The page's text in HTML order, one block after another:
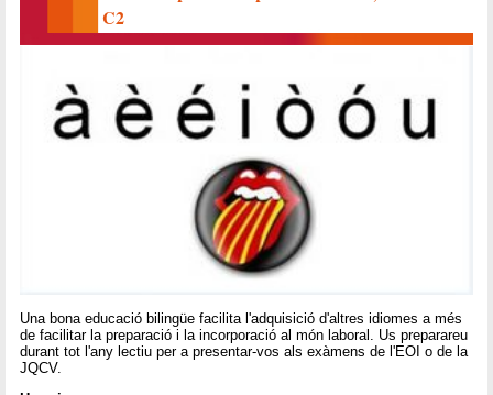
C2
Una bona educació bilingüe facilita l'adquisició d'altres idiomes a més
de facilitar la preparació i la incorporació al món laboral. Us preparareu
durant tot l'any lectiu per a presentar-vos als exàmens de l'EOI o de la
JQCV.